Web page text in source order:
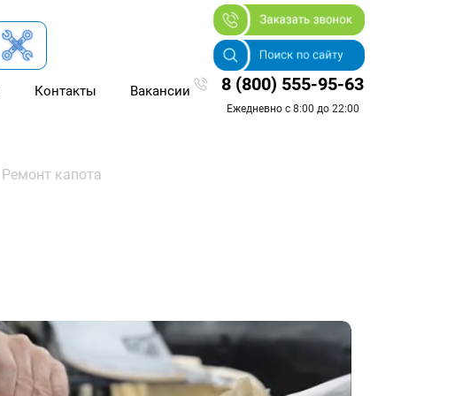
Контакты Вакансии 8 (800) 555-95-63
Ежедневно с 8:00 до 22:00
Ремонт капота